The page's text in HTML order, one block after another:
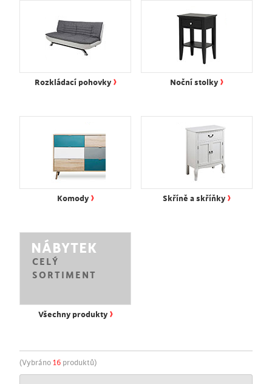
Rozkládací pohovky › Noční stolky ›
Komody › Skříně a skříňky ›
NÁBYTEK
CELÝ
SORTIMENT
Všechny produkty ›
(Vybráno 16 produktů)